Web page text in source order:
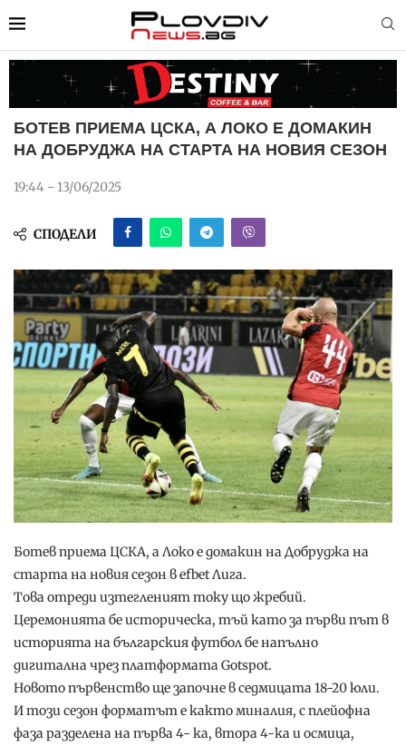
БОТЕВ ПРИЕМА ЦСКА, А ЛОКО Е ДОМАКИН
НА ДОБРУДЖА НА СТАРТА НА НОВИЯ СЕЗОН
19:44 - 13/06/2025
СПОДЕЛИ
Ботев приема ЦСКА, а Локо е домакин на Добруджа на
старта на новия сезон в efbet Лига.
Това отреди изтегленият току що жребий.
Церемонията бе историческа, тъй като за първи път в
историята на българския футбол бе напълно
дигитална чрез платформата Gotspot.
Новото първенство ще започне в седмицата 18-20 юли.
И този сезон форматът е както миналия, с плейофна
фаза разделена на първа 4- ка, втора 4-ка и осмица,